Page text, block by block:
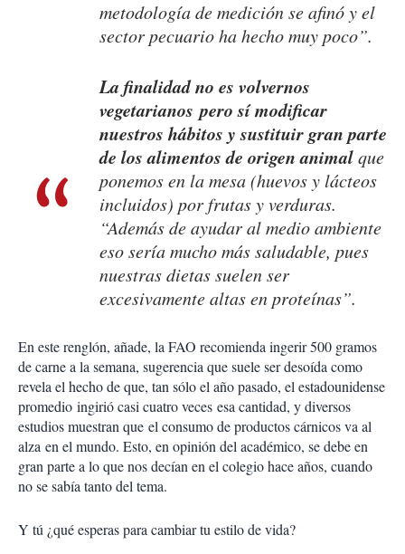
metodología de medición se afinó y el
sector pecuario ha hecho muy poco”.
La finalidad no es volvernos
vegetarianos pero sí modificar
nuestros hábitos y sustituir gran parte
de los alimentos de origen animalque
ponemos en la mesa (huevos y lácteos
incluidos) por frutas y verduras.
“Además de ayudar al medio ambiente
eso sería mucho más saludable, pues
nuestras dietas suelen ser
excesivamente altas en proteínas”.
En este renglón, añade, la FAO recomienda ingerir 500 gramos
de carne a la semana, sugerencia que suele ser desoída como
revela el hecho de que, tan sólo el año pasado, el estadounidense
promedio ingirió casi cuatro veces esa cantidad, y diversos
estudios muestran que el consumo de productos cárnicos va al
alza en el mundo. Esto, en opinión del académico, se debe en
gran parte a lo que nos decían en el colegio hace años, cuando
no se sabía tanto del tema.
Y tú ¿qué esperas para cambiar tu estilo de vida?